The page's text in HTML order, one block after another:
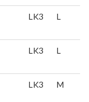
LK3 L
LK3 L
LK3 M